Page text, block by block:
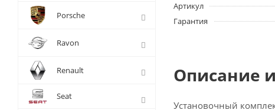
Артикул
Гарантия
Описание и
Установочный
Porsche
Ravon
Renault
Seat